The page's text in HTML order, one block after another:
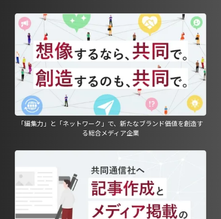
「編集力」と「ネットワーク」で、新たなブランド価値を創造す
る総合メディア企業